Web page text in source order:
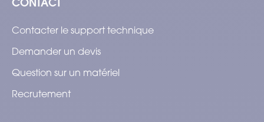
Contacter le support technique
Demander un devis
Question sur un matériel
Recrutement